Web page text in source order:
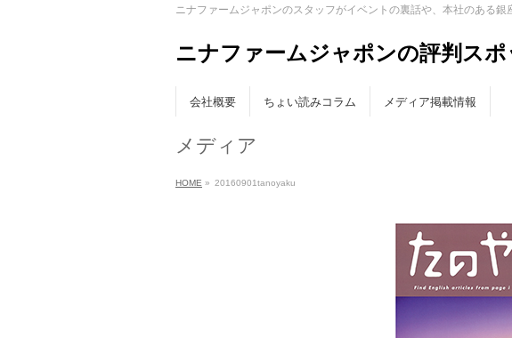
ニナファームジャポンのスタッフがイベントの裏話や、本社のある
ニナファームジャポンの評判ス
会社概要 ちょい読みコラム メディア掲載情報
メディア
HOME » 20160901tanoyaku